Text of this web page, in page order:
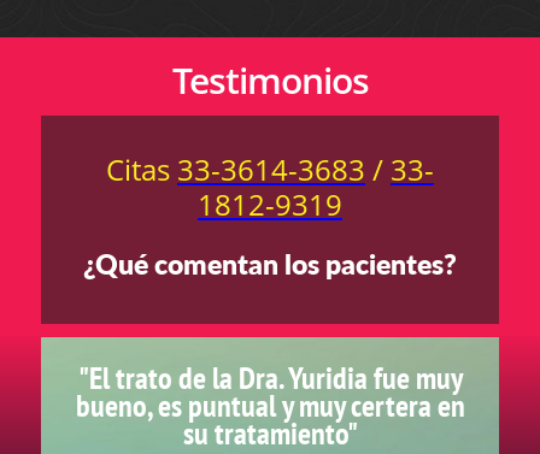
Testimonios
Citas 33-3614-3683 / 33-
1812-9319
¿Qué comentan los pacientes?
"El trato de la Dra. Yuridia fue muy
bueno, es puntual y muy certera en
su tratamiento"